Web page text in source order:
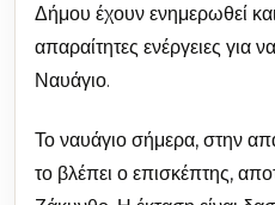
Δήμου έχουν ενημερωθεί
απαραίτητες ενέργειες για
Ναυάγιο.
Το ναυάγιο σήμερα, στην
το βλέπει ο επισκέπτης,